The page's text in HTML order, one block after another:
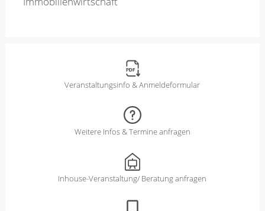
Veranstaltungsinfo & Anmeldeformular
Weitere Infos & Termine anfragen
Inhouse-Veranstaltung/ Beratung anfragen